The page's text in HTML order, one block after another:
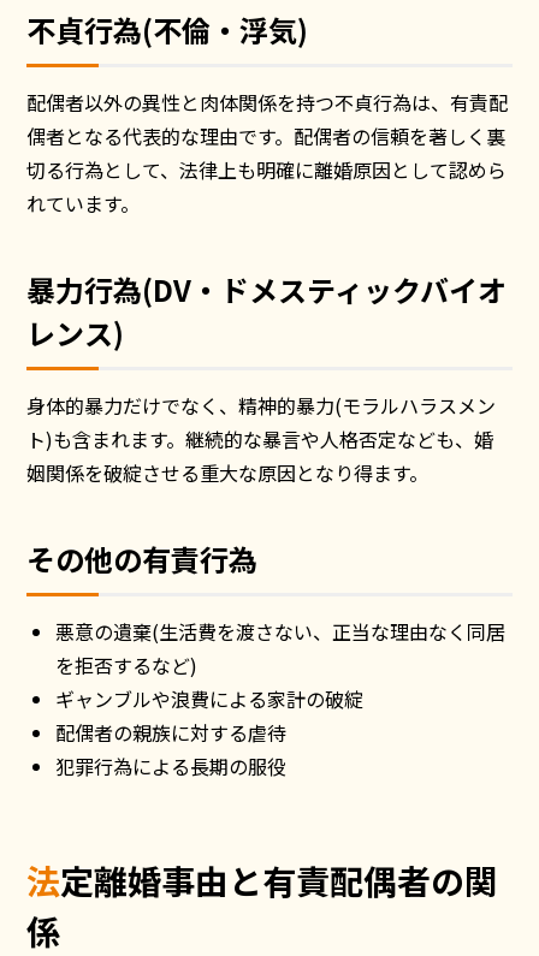
不貞行為(不倫・浮気)
配偶者以外の異性と肉体関係を持つ不貞行為は、有責配
偶者となる代表的な理由です。配偶者の信頼を著しく裏
切る行為として、法律上も明確に離婚原因として認めら
れています。
暴力行為(DV・ドメスティックバイオ
レンス)
身体的暴力だけでなく、精神的暴力(モラルハラスメン
ト)も含まれます。継続的な暴言や人格否定なども、婚
姻関係を破綻させる重大な原因となり得ます。
その他の有責行為
悪意の遺棄(生活費を渡さない、正当な理由なく同居
を拒否するなど)
ギャンブルや浪費による家計の破綻
配偶者の親族に対する虐待
犯罪行為による長期の服役
法定離婚事由と有責配偶者の関
係